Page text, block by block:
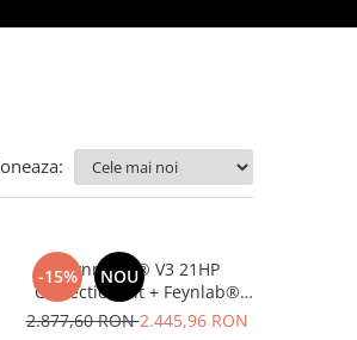
-15% NOU
Feynmach® V3 21HP
Correction Kit + Feynlab®
Compounds 3x 500ml
2.877,60 RON2.445,96 RON